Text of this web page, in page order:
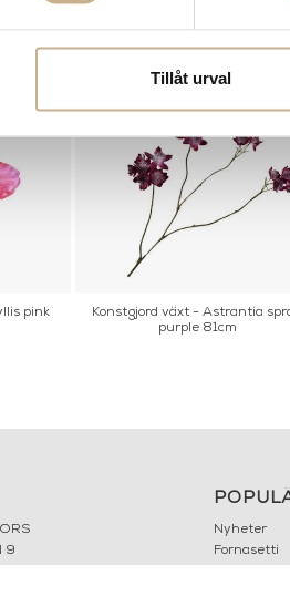
Tillåt urval
pink
Konstgjord växt - Astrantia
purple 81cm
9
Nyheter
Fornasetti